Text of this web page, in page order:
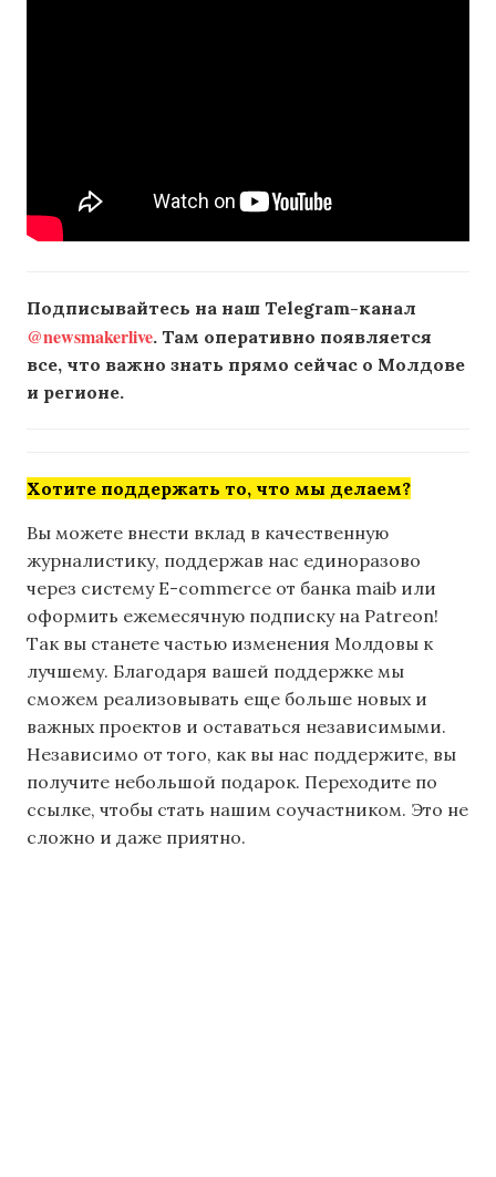
Подписывайтесь на наш Telegram-канал
@newsmakerlive. Там оперативно появляется
все, что важно знать прямо сейчас о Молдове
и регионе.
Хотите поддержать то, что мы делаем?
Вы можете внести вклад в качественную
журналистику, поддержав нас единоразово
через систему E-commerce от банка maib или
оформить ежемесячную подписку на Patreon!
Так вы станете частью изменения Молдовы к
лучшему. Благодаря вашей поддержке мы
сможем реализовывать еще больше новых и
важных проектов и оставаться независимыми.
Независимо от того, как вы нас поддержите, вы
получите небольшой подарок. Переходите по
ссылке, чтобы стать нашим соучастником. Это не
сложно и даже приятно.